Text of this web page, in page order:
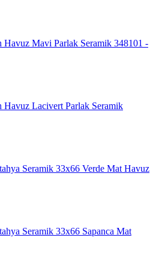
Havuz Mavi Parlak Seramik 348101 -
Havuz Lacivert Parlak Seramik
Seramik 33x66 Verde Mat Havuz
Seramik 33x66 Sapanca Mat